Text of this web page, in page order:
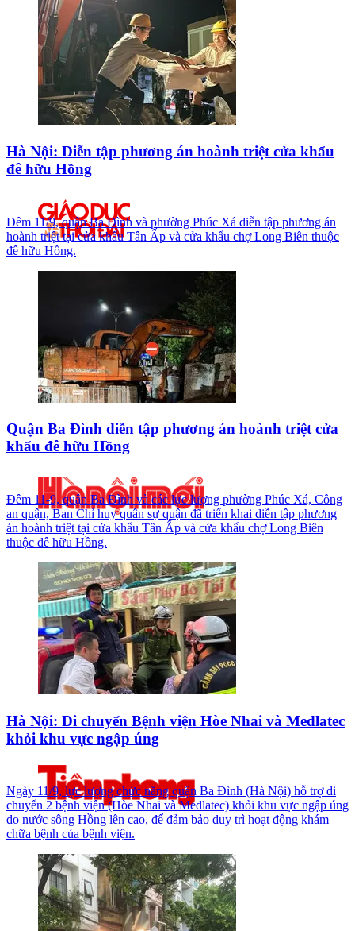
Hà Nội: Diễn tập phương án hoành triệt cửa khẩu
đê hữu Hồng
Đêm 11/9, quận Ba Đình và phường Phúc Xá diễn tập phương án
hoành triệt tại cửa khẩu Tân Ấp và cửa khẩu chợ Long Biên thuộc
đê hữu Hồng.
Quận Ba Đình diễn tập phương án hoành triệt cửa
khẩu đê hữu Hồng
Đêm 11-9, quận Ba Đình và các lực lượng phường Phúc Xá, Công
an quận, Ban Chỉ huy quân sự quận đã triển khai diễn tập phương
án hoành triệt tại cửa khẩu Tân Ấp và cửa khẩu chợ Long Biên
thuộc đê hữu Hồng.
Hà Nội: Di chuyển Bệnh viện Hòe Nhai và Medlatec
khỏi khu vực ngập úng
Ngày 11/9, lực lượng chức năng quận Ba Đình (Hà Nội) hỗ trợ di
chuyển 2 bệnh viện (Hòe Nhai và Medlatec) khỏi khu vực ngập úng
do nước sông Hồng lên cao, để đảm bảo duy trì hoạt động khám
chữa bệnh của bệnh viện.